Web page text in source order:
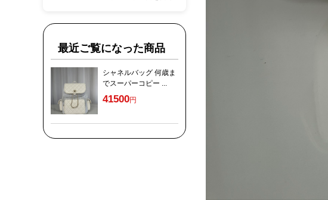
最近ご覧になった商品
シャネルバッグ 何歳ま
でスーパーコピー ...
41500円